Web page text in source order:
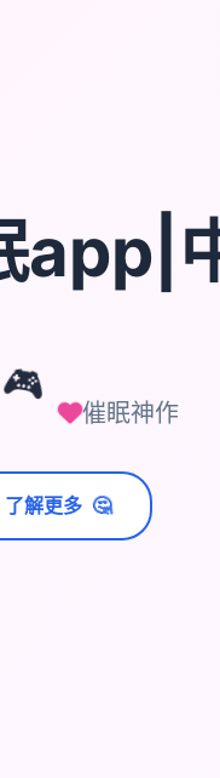
🎮
app|
催眠神作
了解更多 🤔